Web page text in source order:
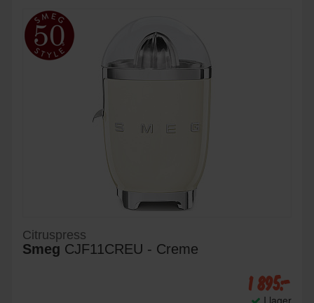
Citruspress
Smeg CJF11CREU - Creme
1 895:-